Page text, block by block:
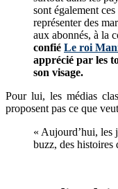
sont également
représenter des
aux abonnés, à la
confié Le roi
apprécié par les
son visage.
Pour lui, les médias
proposent pas ce que
« Aujourd’hui, les
buzz, des histoires